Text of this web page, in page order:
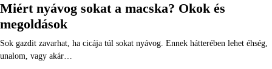
Miért nyávog sokat a macska? Okok és
megoldások
Sok gazdit zavarhat, ha cicája túl sokat nyávog. Ennek hátterében lehet éhség,
unalom, vagy akár…